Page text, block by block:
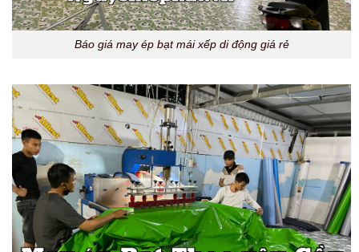
Báo giá may ép bạt mái xếp di động giá rẻ